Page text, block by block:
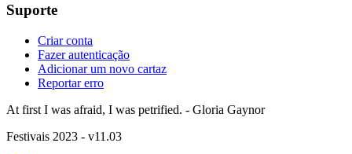
Suporte
Criar conta
Fazer autenticação
Adicionar um novo cartaz
Reportar erro
At first I was afraid, I was petrified. - Gloria Gaynor
Festivais 2023 - v11.03